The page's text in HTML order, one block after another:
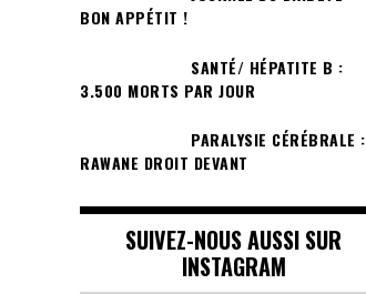
BON APPÉTIT !
SANTÉ/ HÉPATITE B :
3.500 MORTS PAR JOUR
PARALYSIE CÉRÉBRALE :
RAWANE DROIT DEVANT
SUIVEZ-NOUS AUSSI SUR
INSTAGRAM